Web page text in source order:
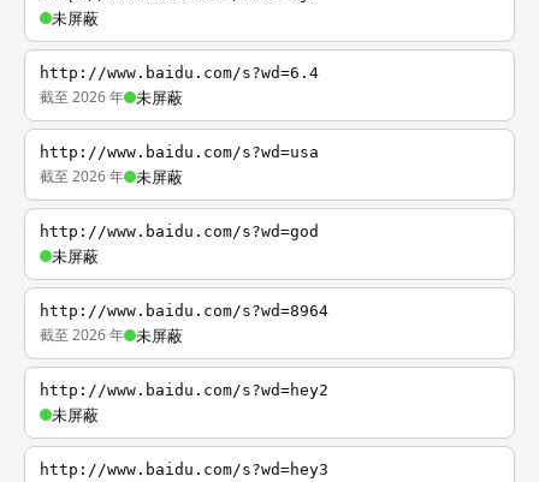
未屏蔽
http://www.baidu.com/s?wd=6.4
截至 2026 年 未屏蔽
http://www.baidu.com/s?wd=usa
截至 2026 年 未屏蔽
http://www.baidu.com/s?wd=god
未屏蔽
http://www.baidu.com/s?wd=8964
截至 2026 年 未屏蔽
http://www.baidu.com/s?wd=hey2
未屏蔽
http://www.baidu.com/s?wd=hey3